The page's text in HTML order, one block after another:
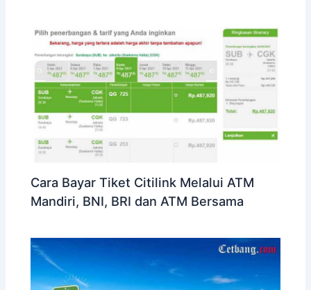
Cara Bayar Tiket Citilink Melalui ATM
Mandiri, BNI, BRI dan ATM Bersama